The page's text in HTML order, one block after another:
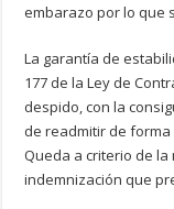
embarazo por lo que
La garantía de
177 de la Ley de
despido, con la
de readmitir de
Queda a criterio de
indemnización que